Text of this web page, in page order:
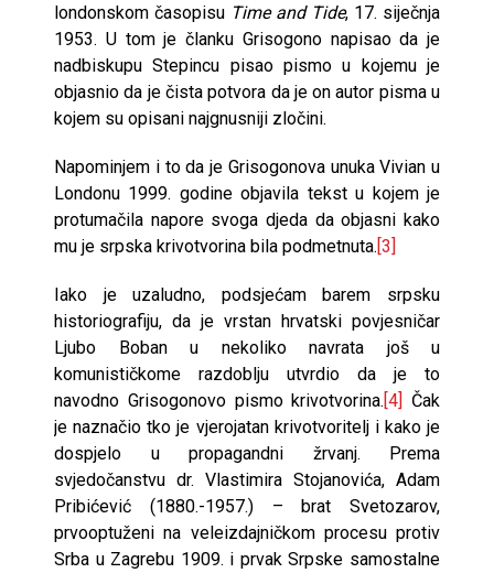
londonskom časopisu Time and Tide, 17. siječnja
1953. U tom je članku Grisogono napisao da je
nadbiskupu Stepincu pisao pismo u kojemu je
objasnio da je čista potvora da je on autor pisma u
kojem su opisani najgnusniji zločini.
Napominjem i to da je Grisogonova unuka Vivian u
Londonu 1999. godine objavila tekst u kojem je
protumačila napore svoga djeda da objasni kako
mu je srpska krivotvorina bila podmetnuta.[3]
Iako je uzaludno, podsjećam barem srpsku
historiografiju, da je vrstan hrvatski povjesničar
Ljubo Boban u nekoliko navrata još u
komunističkome razdoblju utvrdio da je to
navodno Grisogonovo pismo krivotvorina.[4] Čak
je naznačio tko je vjerojatan krivotvoritelj i kako je
dospjelo u propagandni žrvanj. Prema
svjedočanstvu dr. Vlastimira Stojanovića, Adam
Pribićević (1880.-1957.) – brat Svetozarov,
prvooptuženi na veleizdajničkom procesu protiv
Srba u Zagrebu 1909. i prvak Srpske samostalne